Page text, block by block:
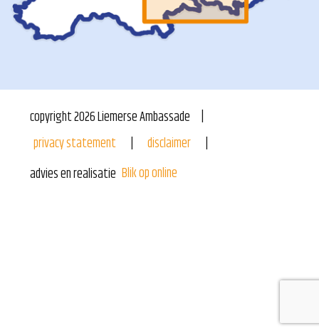
copyright2026Liemerse Ambassade
privacy statement
disclaimer
advies en realisatie Blik op online